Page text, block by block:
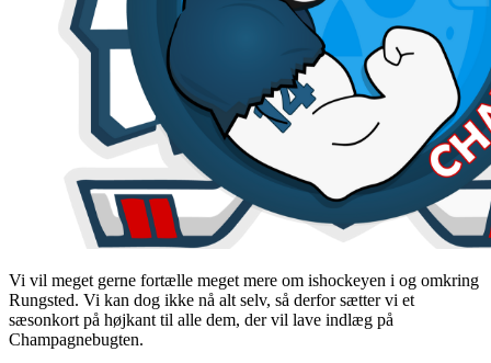
Vi vil meget gerne fortælle meget mere om ishockeyen i og omkring
Rungsted. Vi kan dog ikke nå alt selv, så derfor sætter vi et
sæsonkort på højkant til alle dem, der vil lave indlæg på
Champagnebugten.